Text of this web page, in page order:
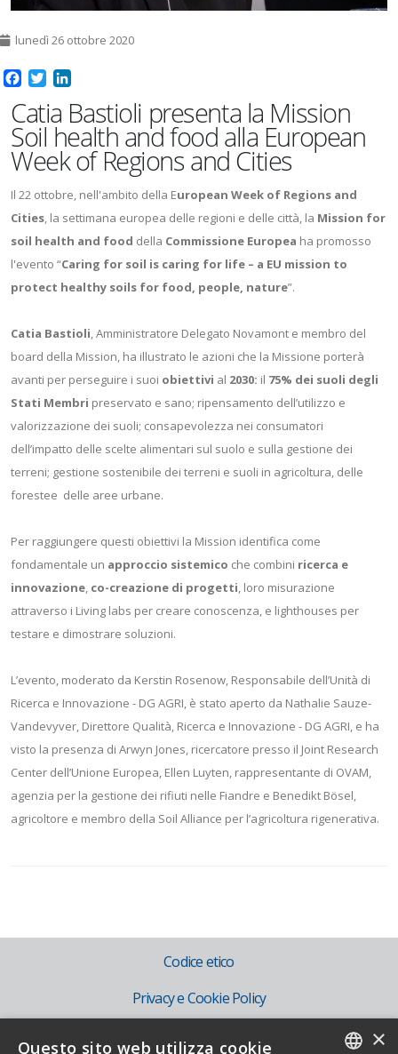
lunedì 26 ottobre 2020
Facebook
Twitter
Catia Bastioli presenta la Mission
Soil health and food alla European
Week of Regions and Cities
Il 22 ottobre, nell'ambito della European Week of Regions and
Cities, la settimana europea delle regioni e delle città, la Mission for
soil health and food della Commissione Europea ha promosso
l'evento “Caring for soil is caring for life – a EU mission to
protect healthy soils for food, people, nature”.
Catia Bastioli, Amministratore Delegato Novamont e membro del
board della Mission, ha illustrato le azioni che la Missione porterà
avanti per perseguire i suoi obiettivi al 2030: il 75% dei suoli degli
Stati Membri preservato e sano; ripensamento dell’utilizzo e
valorizzazione dei suoli; consapevolezza nei consumatori
dell’impatto delle scelte alimentari sul suolo e sulla gestione dei
terreni; gestione sostenibile dei terreni e suoli in agricoltura, delle
forestee delle aree urbane.
Per raggiungere questi obiettivi la Mission identifica come
fondamentale un approccio sistemico che combini ricerca e
innovazione, co-creazione di progetti, loro misurazione
attraverso i Living labs per creare conoscenza, e lighthouses per
testare e dimostrare soluzioni.
L’evento, moderato da Kerstin Rosenow, Responsabile dell’Unità di
Ricerca e Innovazione - DG AGRI, è stato aperto da Nathalie Sauze-
Vandevyver, Direttore Qualità, Ricerca e Innovazione - DG AGRI, e ha
visto la presenza di Arwyn Jones, ricercatore presso il Joint Research
Center dell’Unione Europea, Ellen Luyten, rappresentante di OVAM,
agenzia per la gestione dei rifiuti nelle Fiandre e Benedikt Bösel,
agricoltore e membro della Soil Alliance per l’agricoltura rigenerativa.
Codice etico
Privacy e Cookie Policy
×
Questo sito web utilizza cookie